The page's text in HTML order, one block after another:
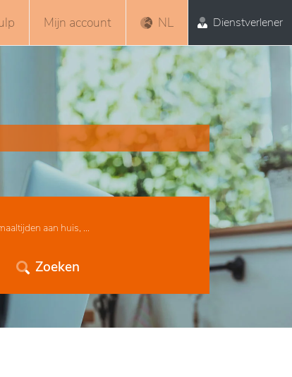
Mijn account NL Dienstverlener
aan huis, ...
Zoeken